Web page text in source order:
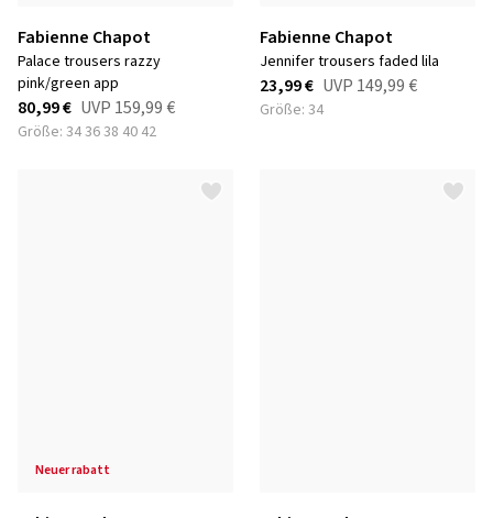
Fabienne Chapot
palace trousers razzy
pink/green app
80,99 € UVP 159,99 €
Größe: 34 36 38 40 42
Fabienne Chapot
jennifer trousers faded lila
23,99 € UVP 149,99 €
Größe: 34
neuer rabatt